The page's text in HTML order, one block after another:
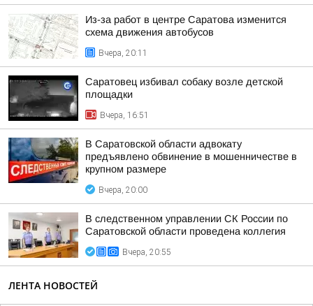
Из-за работ в центре Саратова изменится
схема движения автобусов
Вчера, 20:11
Саратовец избивал собаку возле детской
площадки
Вчера, 16:51
В Саратовской области адвокату
предъявлено обвинение в мошенничестве в
крупном размере
Вчера, 20:00
В следственном управлении СК России по
Саратовской области проведена коллегия
Вчера, 20:55
ЛЕНТА НОВОСТЕЙ